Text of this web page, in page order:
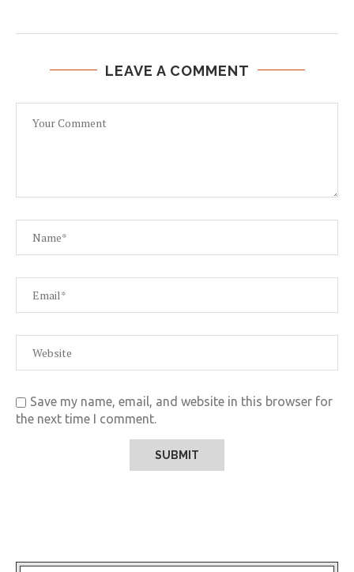
LEAVE A COMMENT
Save my name, email, and website in this browser for
the next time I comment.